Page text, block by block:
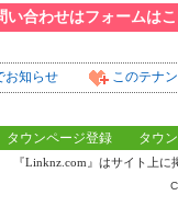
合わせはフォームはこ
お知らせ このテナ
タウンページ登録 タウ
『Linknz.com』はサイト上